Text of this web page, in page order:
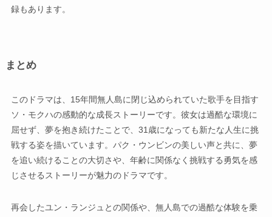
録もあります。
まとめ
このドラマは、15年間無人島に閉じ込められていた歌手を目指す
ソ・モクハの感動的な成長ストーリーです。彼女は過酷な環境に
屈せず、夢を抱き続けたことで、31歳になっても新たな人生に挑
戦する姿を描いています。パク・ウンビンの美しい声と共に、夢
を追い続けることの大切さや、年齢に関係なく挑戦する勇気を感
じさせるストーリーが魅力のドラマです。
再会したユン・ランジュとの関係や、無人島での過酷な体験を乗